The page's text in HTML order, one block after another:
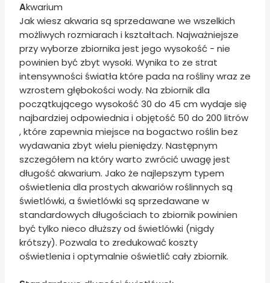
Akwarium
Jak wiesz akwaria są sprzedawane we wszelkich
możliwych rozmiarach i kształtach. Najważniejsze
przy wyborze zbiornika jest jego wysokość - nie
powinien być zbyt wysoki. Wynika to ze strat
intensywności światła które pada na rośliny wraz ze
wzrostem głębokości wody. Na zbiornik dla
początkującego wysokość 30 do 45 cm wydaje się
najbardziej odpowiednia i objętość 50 do 200 litrów
, które zapewnia miejsce na bogactwo roślin bez
wydawania zbyt wielu pieniędzy. Następnym
szczegółem na który warto zwrócić uwagę jest
długość akwarium. Jako że najlepszym typem
oświetlenia dla prostych akwariów roślinnych są
świetlówki, a świetlówki są sprzedawane w
standardowych długościach to zbiornik powinien
być tylko nieco dłuższy od świetlówki (nigdy
krótszy). Pozwala to zredukować koszty
oświetlenia i optymalnie oświetlić cały zbiornik.